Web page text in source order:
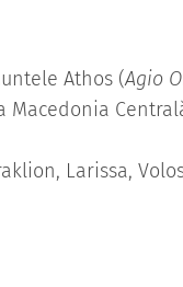
Athos (Agio
Macedonia
Larissa,